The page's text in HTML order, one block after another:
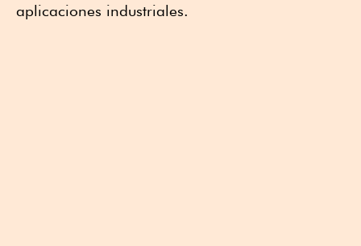
aplicaciones industriales.